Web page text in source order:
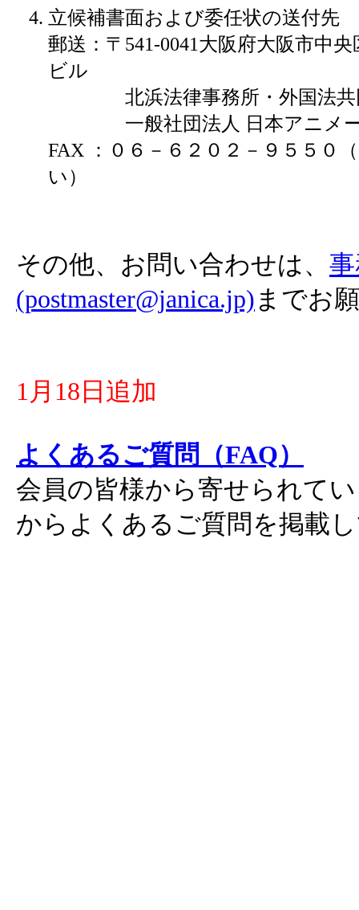
立候補書面および委任状の送付先
郵送：〒541-0041大阪府大阪市中
ビル
北浜法律事務所・外国法共
一般社団法人 日本アニメー
FAX ：０６－６２０２－９５５０
い）
その他、お問い合わせは、
(postmaster@janica.jp) までお
1月18日追加
よくあるご質問（FAQ）
会員の皆様から寄せられて
からよくあるご質問を掲載